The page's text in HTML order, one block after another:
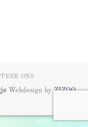
ONS
Webdesign byZIZOO